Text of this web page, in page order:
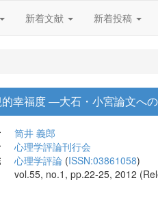
新着文献 新着投稿
的幸福度 ―大石・小宮論文へ
筒井 義郎
心理学評論刊行会
心理学評論 (ISSN:03861058)
vol.55, no.1, pp.22-25, 2012